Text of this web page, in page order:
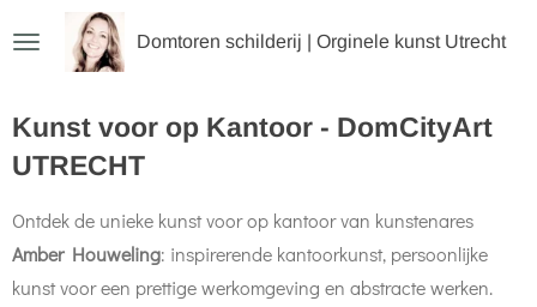
de
hoofdinhoud
Domtoren schilderij | Orginele kunst Utrecht
Kunst voor op Kantoor - DomCityArt
UTRECHT
Ontdek de unieke kunst voor op kantoor van kunstenares
Amber Houweling: inspirerende kantoorkunst, persoonlijke
kunst voor een prettige werkomgeving en abstracte werken.